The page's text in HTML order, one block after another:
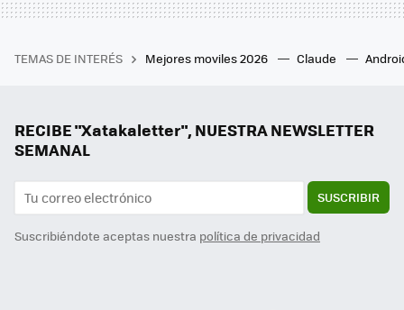
TEMAS DE INTERÉS Mejores moviles 2026 Claude
RECIBE "Xatakaletter", NUESTRA NEWSLETTER
SEMANAL
SUSCRIBIR
Suscribiéndote aceptas nuestra política de privacidad